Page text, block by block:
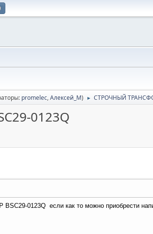
promelec,Алексей_М) ► СТРОЧНЫЙ
0123Q
0123Q если как то можно приобрести